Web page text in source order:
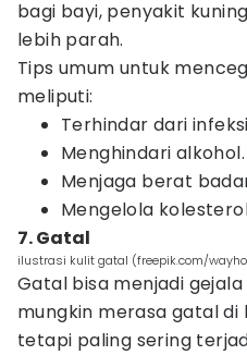
bagi bayi, penyakit
lebih parah.
Tips umum untuk
meliputi:
Terhindar dari
Menghindari alkohol.
Menjaga berat
Mengelola
7. Gatal
ilustrasi kulit gatal (freepik.com/
Gatal bisa menjadi
mungkin merasa gatal
tetapi paling sering